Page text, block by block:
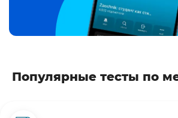
Популярные тесты по